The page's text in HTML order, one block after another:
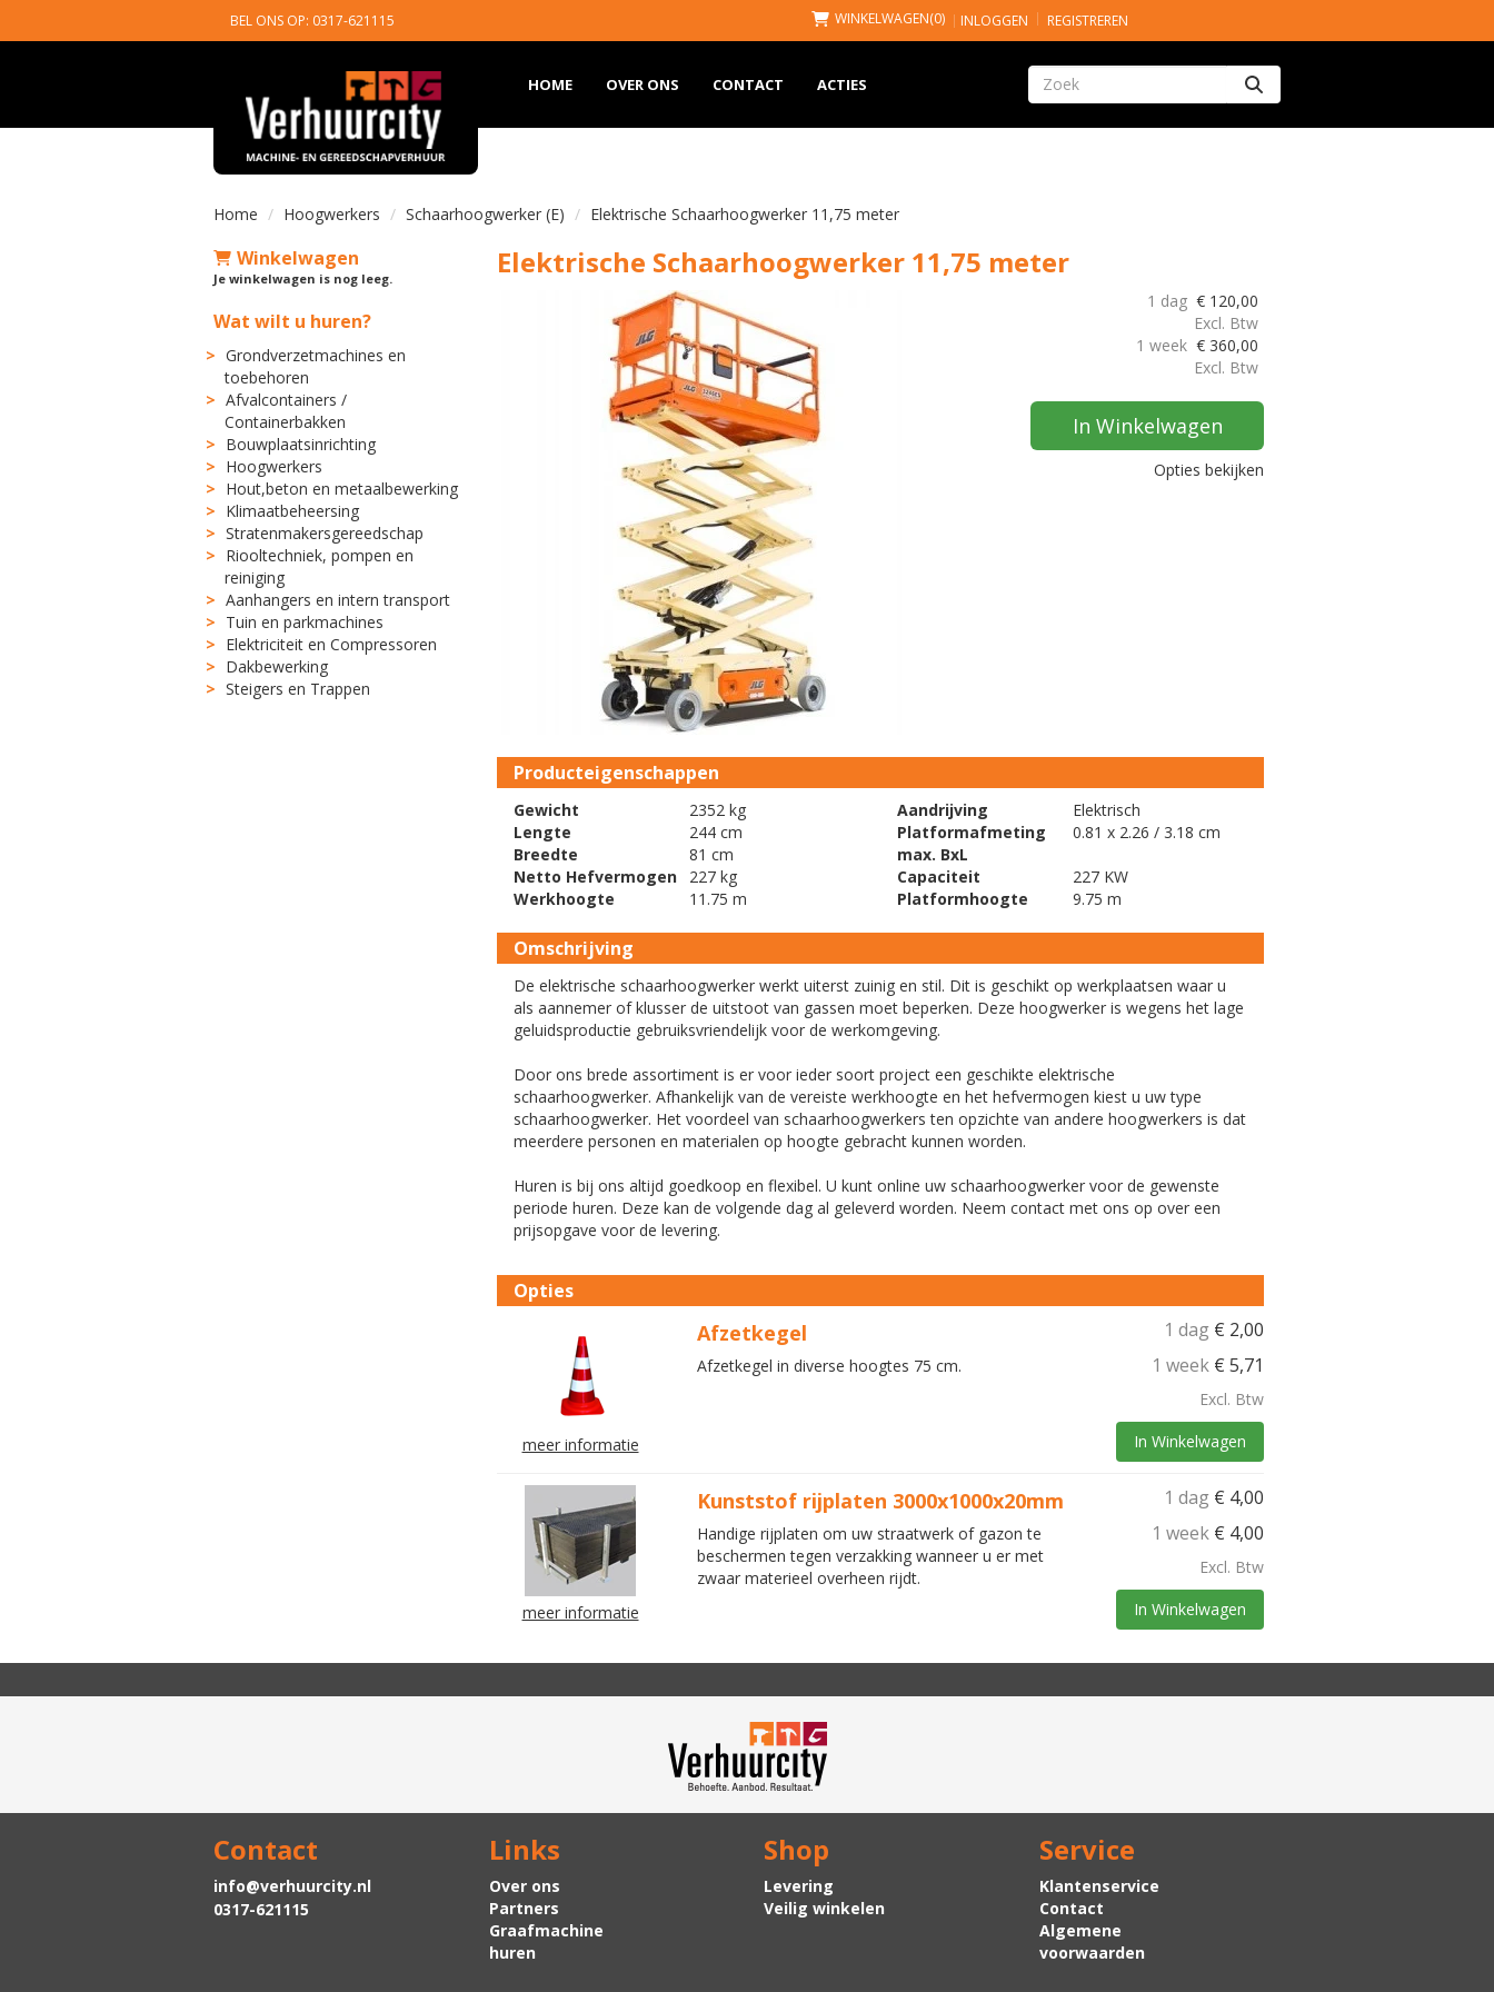
BEL ONS OP: 0317-621115 WINKELWAGEN(0) INLOGGEN REGISTREREN
HOME OVER ONS CONTACT ACTIES Zoeken
Home Hoogwerkers Schaarhoogwerker (E) Elektrische Schaarhoogwerker 11,75 meter
Winkelwagen
Je winkelwagen is nog leeg.
Wat wilt u huren?
Grondverzetmachines en
toebehoren
Afvalcontainers /
Containerbakken
Bouwplaatsinrichting
Hoogwerkers
Hout,beton en metaalbewerking
Klimaatbeheersing
Stratenmakersgereedschap
Riooltechniek, pompen en
reiniging
Aanhangers en intern transport
Tuin en parkmachines
Elektriciteit en Compressoren
Dakbewerking
Steigers en Trappen
Elektrische Schaarhoogwerker 11,75 meter
1 dag € 120,00
Excl. Btw
1 week € 360,00
Excl. Btw
In Winkelwagen
Opties bekijken
Producteigenschappen
Gewicht
2352 kg
Lengte
244 cm
Breedte
81 cm
Netto Hefvermogen
227 kg
Werkhoogte
11.75 m
Aandrijving
Elektrisch
Platformafmeting
max. BxL
0.81 x 2.26 / 3.18 cm
Capaciteit
227 KW
Platformhoogte
9.75 m
Omschrijving
De elektrische schaarhoogwerker werkt uiterst zuinig en stil. Dit is geschikt op werkplaatsen waar u
als aannemer of klusser de uitstoot van gassen moet beperken. Deze hoogwerker is wegens het lage
geluidsproductie gebruiksvriendelijk voor de werkomgeving.
Door ons brede assortiment is er voor ieder soort project een geschikte elektrische
schaarhoogwerker. Afhankelijk van de vereiste werkhoogte en het hefvermogen kiest u uw type
schaarhoogwerker. Het voordeel van schaarhoogwerkers ten opzichte van andere hoogwerkers is dat
meerdere personen en materialen op hoogte gebracht kunnen worden.
Huren is bij ons altijd goedkoop en flexibel. U kunt online uw schaarhoogwerker voor de gewenste
periode huren. Deze kan de volgende dag al geleverd worden. Neem contact met ons op over een
prijsopgave voor de levering.
Opties
meer informatie
1 dag € 2,00
1 week € 5,71
Excl. Btw
In Winkelwagen
Afzetkegel
Afzetkegel in diverse hoogtes 75 cm.
meer informatie
1 dag € 4,00
1 week € 4,00
Excl. Btw
In Winkelwagen
Kunststof rijplaten 3000x1000x20mm
Handige rijplaten om uw straatwerk of gazon te
beschermen tegen verzakking wanneer u er met
zwaar materieel overheen rijdt.
Contact
info@verhuurcity.nl
0317-621115
Links
Over ons
Partners
Graafmachine
huren
Shop
Levering
Veilig winkelen
Service
Klantenservice
Contact
Algemene
voorwaarden